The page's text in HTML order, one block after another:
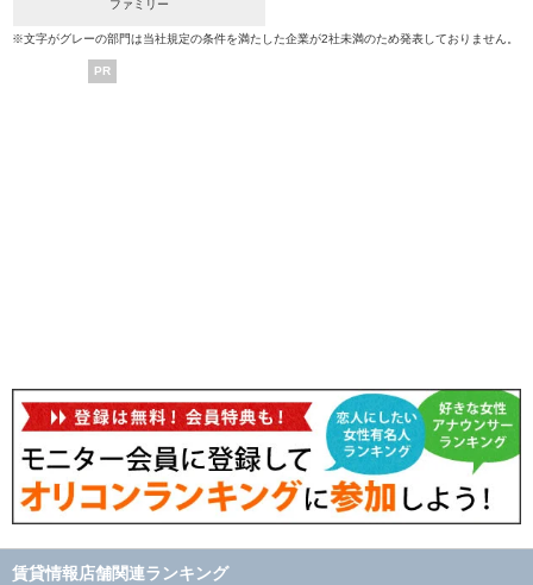
ファミリー
※文字がグレーの部門は当社規定の条件を満たした企業が2社未満のため発表しておりません。
PR
賃貸情報店舗関連ランキング